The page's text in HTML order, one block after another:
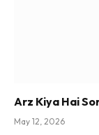
Arz Kiya Hai
May 12, 2026